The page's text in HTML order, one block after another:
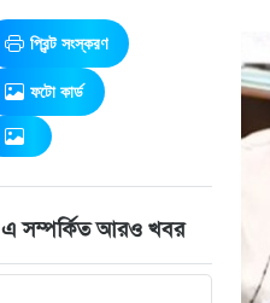
প্রিন্ট সংস্করণ
ফটো কার্ড
এ সম্পর্কিত আরও খবর